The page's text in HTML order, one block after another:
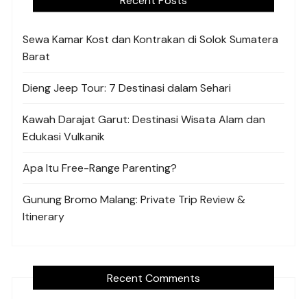
Sewa Kamar Kost dan Kontrakan di Solok Sumatera
Barat
Dieng Jeep Tour: 7 Destinasi dalam Sehari
Kawah Darajat Garut: Destinasi Wisata Alam dan
Edukasi Vulkanik
Apa Itu Free-Range Parenting?
Gunung Bromo Malang: Private Trip Review &
Itinerary
Recent Comments